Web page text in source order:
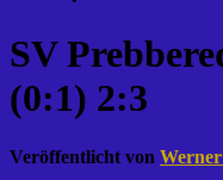
SV
(0:1) 2:3
Veröffentlicht von